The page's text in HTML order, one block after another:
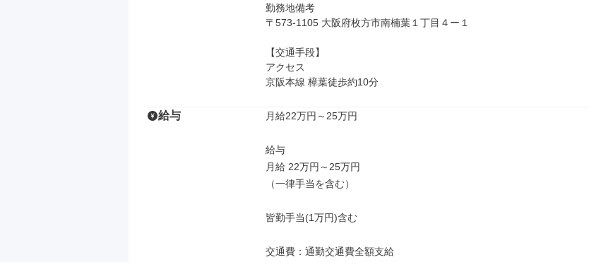
勤務地備考
〒573-1105 大阪府枚方市南楠葉１丁目４ー１
【交通手段】
アクセス
京阪本線 樟葉徒歩約10分
給与 月給22万円～25万円
給与
月給 22万円～25万円
（一律手当を含む）
皆勤手当(1万円)含む
交通費：通勤交通費全額支給